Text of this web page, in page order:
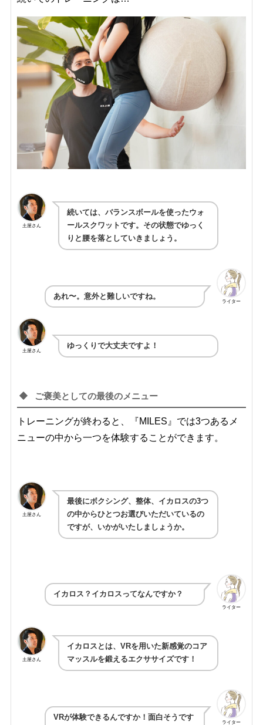
土屋さん
続いては、バランスボールを使ったウォ
ールスクワットです。その状態でゆっく
りと腰を落としていきましょう。
ライター
あれ〜。意外と難しいですね。
土屋さん
ゆっくりで大丈夫ですよ！
ご褒美としての最後のメニュー
トレーニングが終わると、『MILES』では3つあるメ
ニューの中から一つを体験することができます。
土屋さん
最後にボクシング、整体、イカロスの3つ
の中からひとつお選びいただいているの
ですが、いかがいたしましょうか。
ライター
イカロス？イカロスってなんですか？
土屋さん
イカロスとは、VRを用いた新感覚のコア
マッスルを鍛えるエクササイズです！
ライター
VRが体験できるんですか！面白そうです